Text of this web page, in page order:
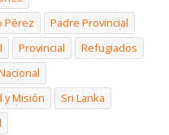
Pérez
Padre Provincial
Provincial
Refugiados
y Misión
Sri Lanka